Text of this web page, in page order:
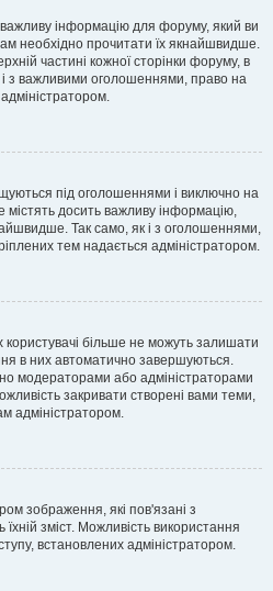
інформацію для форуму, який ви
необхідно прочитати їх якнайшвидше.
частині кожної сторінки форуму, в
і з важливими оголошеннями, право на
під оголошеннями і виключно на
містять досить важливу інформацію,
Так само, як і з оголошеннями,
тем надається адміністратором.
користувачі більше не можуть залишати
в них автоматично завершуються.
модераторами або адміністраторами
закривати створені вами теми,
адміністратором.
зображення, які пов'язані з
зміст. Можливість використання
встановлених адміністратором.